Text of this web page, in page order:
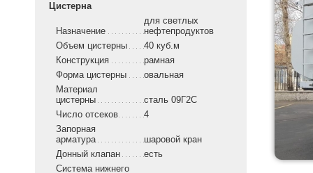
Цистерна
Назначение
для светлых
нефтепродуктов
Объем цистерны
40 куб.м
Конструкция
рамная
Форма цистерны
овальная
Материал
цистерны
сталь 09Г2С
Число отсеков
4
Запорная
арматура
шаровой кран
Донный клапан
есть
Система нижнего